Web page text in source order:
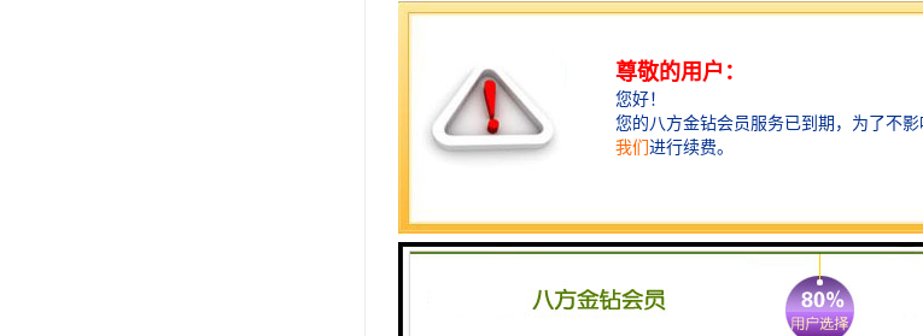
岩棉彩钢板作为一种性能卓越的复合建材，其销售价格背后所
岩棉彩钢板是以彩涂钢板为面层、岩棉为芯材，通过先进工艺